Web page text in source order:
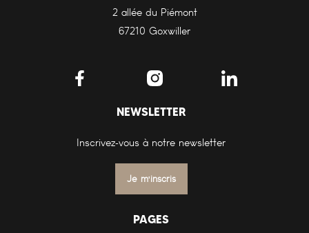
2 allée du Piémont
67210 Goxwiller
NEWSLETTER
Inscrivez-vous à notre newsletter
Je m'inscris
PAGES